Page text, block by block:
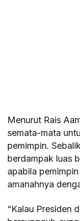
Menurut Rais
semata-mata
pemimpin.
berdampak luas
apabila
amanahnya
“Kalau Presiden